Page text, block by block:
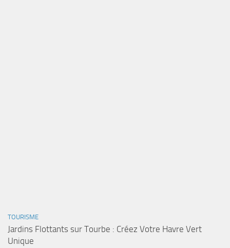
TOURISME
Jardins Flottants sur Tourbe : Créez Votre Havre Vert
Unique